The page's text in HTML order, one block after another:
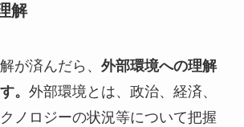
解
が済んだら、 外部環境への理解
。 外部環境とは、政治、経済、
ノロジーの状況等について把握